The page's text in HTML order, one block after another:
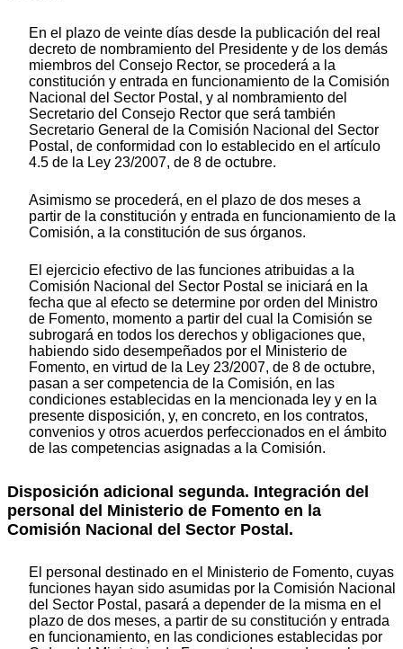
En el plazo de veinte días desde la publicación del real
decreto de nombramiento del Presidente y de los demás
miembros del Consejo Rector, se procederá a la
constitución y entrada en funcionamiento de la Comisión
Nacional del Sector Postal, y al nombramiento del
Secretario del Consejo Rector que será también
Secretario General de la Comisión Nacional del Sector
Postal, de conformidad con lo establecido en el artículo
4.5 de la Ley 23/2007, de 8 de octubre.
Asimismo se procederá, en el plazo de dos meses a
partir de la constitución y entrada en funcionamiento de la
Comisión, a la constitución de sus órganos.
El ejercicio efectivo de las funciones atribuidas a la
Comisión Nacional del Sector Postal se iniciará en la
fecha que al efecto se determine por orden del Ministro
de Fomento, momento a partir del cual la Comisión se
subrogará en todos los derechos y obligaciones que,
habiendo sido desempeñados por el Ministerio de
Fomento, en virtud de la Ley 23/2007, de 8 de octubre,
pasan a ser competencia de la Comisión, en las
condiciones establecidas en la mencionada ley y en la
presente disposición, y, en concreto, en los contratos,
convenios y otros acuerdos perfeccionados en el ámbito
de las competencias asignadas a la Comisión.
Disposición adicional segunda. Integración del
personal del Ministerio de Fomento en la
Comisión Nacional del Sector Postal.
El personal destinado en el Ministerio de Fomento, cuyas
funciones hayan sido asumidas por la Comisión Nacional
del Sector Postal, pasará a depender de la misma en el
plazo de dos meses, a partir de su constitución y entrada
en funcionamiento, en las condiciones establecidas por